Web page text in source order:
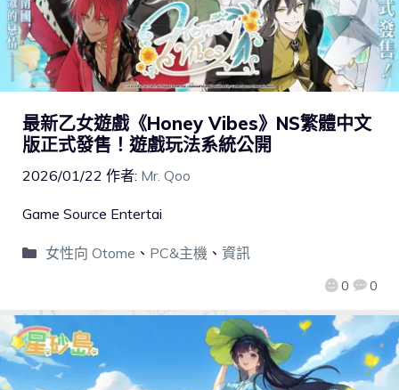
最新乙女遊戲《Honey Vibes》NS繁體中文
版正式發售！遊戲玩法系統公開
2026/01/22 作者: Mr. Qoo
0 0
Game Source Entertai
女性向 Otome 、 PC&主機 、 資訊